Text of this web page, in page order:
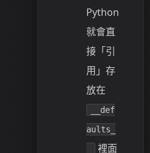
Python
就會直
接「引
用」存
放在
__def
aults_
裡面